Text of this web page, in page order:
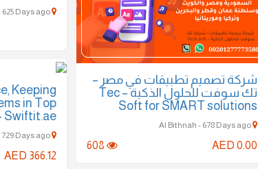
Al Bithnah - 625 Days ago
شركة تصميم تطبيقات في مصر –
تك سوفت للحلول الذكية – Tec
Soft for SMART solutions
Al Bithnah - 678 Days ago
AED 0.00
608
Keeping
in Top
Swiftit.ae
abu dhabi - 729 Days ago
AED 366.12